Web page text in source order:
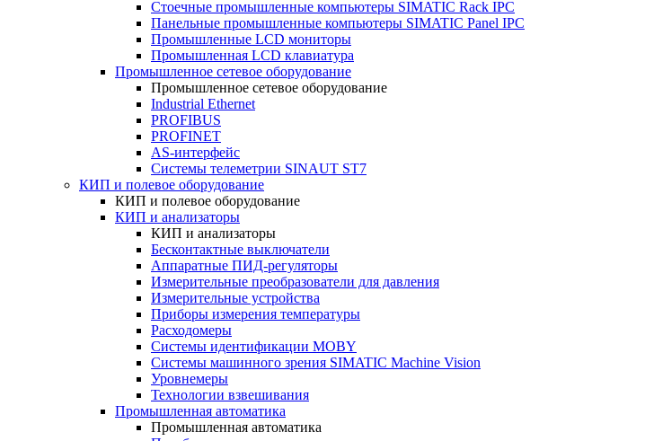
Стоечные промышленные компьютеры SIMATIC Rack IPC
Панельные промышленные компьютеры SIMATIC Panel IPC
Промышленные LCD мониторы
Промышленная LCD клавиатура
Промышленное сетевое оборудование
Промышленное сетевое оборудование
Industrial Ethernet
PROFIBUS
PROFINET
AS-интерфейс
Системы телеметрии SINAUT ST7
КИП и полевое оборудование
КИП и полевое оборудование
КИП и анализаторы
КИП и анализаторы
Бесконтактные выключатели
Аппаратные ПИД-регуляторы
Измерительные преобразователи для давления
Измерительные устройства
Приборы измерения температуры
Расходомеры
Системы идентификации MOBY
Системы машинного зрения SIMATIC Machine Vision
Уровнемеры
Технологии взвешивания
Промышленная автоматика
Промышленная автоматика